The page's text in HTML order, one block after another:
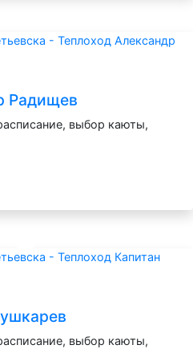
Радищев
выбор каюты,
выбор каюты,